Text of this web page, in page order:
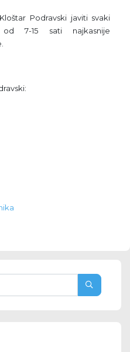
Podravski javiti svaki
od 7-15 sati najkasnije
: